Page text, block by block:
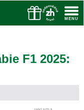
F1 2025: